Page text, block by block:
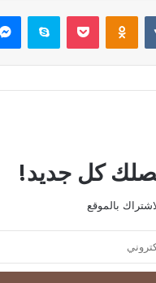
Odnoklassniki
بوكيت
كل جديد!
بالموقع